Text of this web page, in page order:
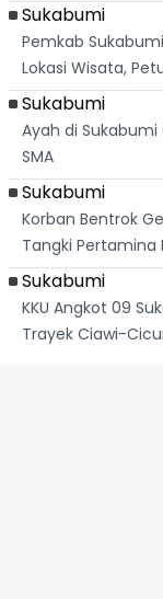
Sukabumi
Pemkab
Lokasi Wisata,
Sukabumi
Ayah di Sukabumi
SMA
Sukabumi
Korban Bentrok
Tangki Pertamina
Sukabumi
KKU Angkot 09
Trayek Ciawi-